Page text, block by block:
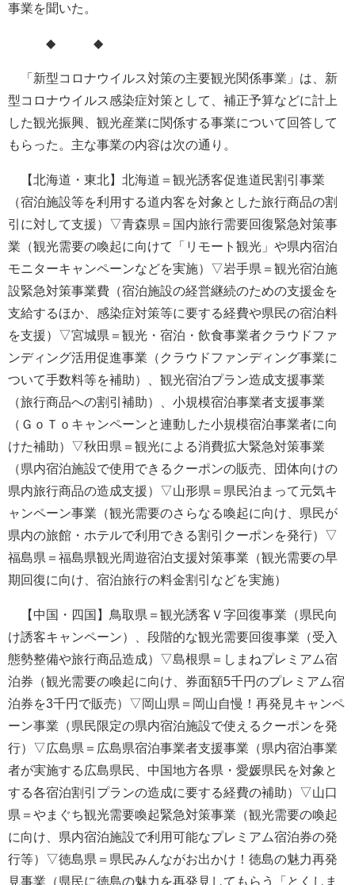
事業を聞いた。
◆ ◆
「新型コロナウイルス対策の主要観光関係事業」は、新
型コロナウイルス感染症対策として、補正予算などに計上
した観光振興、観光産業に関係する事業について回答して
もらった。主な事業の内容は次の通り。
【北海道・東北】北海道＝観光誘客促進道民割引事業
（宿泊施設等を利用する道内客を対象とした旅行商品の割
引に対して支援）▽青森県＝国内旅行需要回復緊急対策事
業（観光需要の喚起に向けて「リモート観光」や県内宿泊
モニターキャンペーンなどを実施）▽岩手県＝観光宿泊施
設緊急対策事業費（宿泊施設の経営継続のための支援金を
支給するほか、感染症対策等に要する経費や県民の宿泊料
を支援）▽宮城県＝観光・宿泊・飲食事業者クラウドファ
ンディング活用促進事業（クラウドファンディング事業に
ついて手数料等を補助）、観光宿泊プラン造成支援事業
（旅行商品への割引補助）、小規模宿泊事業者支援事業
（ＧｏＴｏキャンペーンと連動した小規模宿泊事業者に向
けた補助）▽秋田県＝観光による消費拡大緊急対策事業
（県内宿泊施設で使用できるクーポンの販売、団体向けの
県内旅行商品の造成支援）▽山形県＝県民泊まって元気キ
ャンペーン事業（観光需要のさらなる喚起に向け、県民が
県内の旅館・ホテルで利用できる割引クーポンを発行）▽
福島県＝福島県観光周遊宿泊支援対策事業（観光需要の早
期回復に向け、宿泊旅行の料金割引などを実施）
【中国・四国】鳥取県＝観光誘客Ｖ字回復事業（県民向
け誘客キャンペーン）、段階的な観光需要回復事業（受入
態勢整備や旅行商品造成）▽島根県＝しまねプレミアム宿
泊券（観光需要の喚起に向け、券面額5千円のプレミアム宿
泊券を3千円で販売）▽岡山県＝岡山自慢！再発見キャンペ
ーン事業（県民限定の県内宿泊施設で使えるクーポンを発
行）▽広島県＝広島県宿泊事業者支援事業（県内宿泊事業
者が実施する広島県民、中国地方各県・愛媛県民を対象と
する各宿泊割引プランの造成に要する経費の補助）▽山口
県＝やまぐち観光需要喚起緊急対策事業（観光需要の喚起
に向け、県内宿泊施設で利用可能なプレミアム宿泊券の発
行等）▽徳島県＝県民みんながお出かけ！徳島の魅力再発
見事業（県民に徳島の魅力を再発見してもらう「とくしま